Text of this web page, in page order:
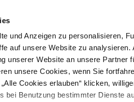
und Anzeigen zu personalisieren,
auf unsere Website zu analysieren.
unserer Website an unsere Partner
unsere Cookies, wenn Sie
Cookies erlauben“ klicken,
bei Benutzung bestimmter Dienste